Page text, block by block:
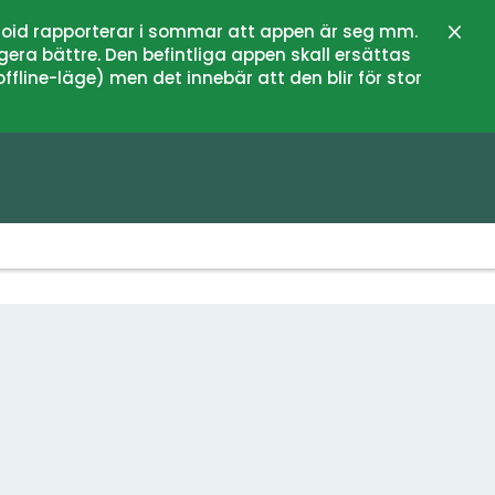
rapporterar i sommar att appen är seg mm.
bättre. Den befintliga appen skall ersättas
läge) men det innebär att den blir för stor